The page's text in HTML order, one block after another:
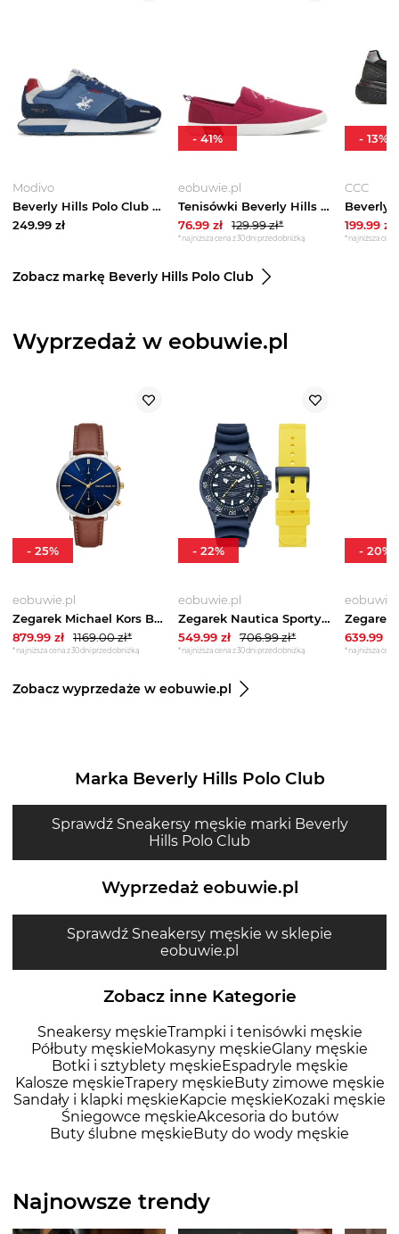
Modivo
Beverly Hills Polo Club Sneakersy CRUZ MIX Granatowy
249.99 zł
eobuwie.pl
Tenisówki Beverly Hills Polo Club M-VSS24001 Bordowy
76.99 zł 129.99zł*
*najniższa cena z 30 dni przed obniżką
-41%
CCC
199.99zł
*najniższa cena
- 13%
Zobacz markę Beverly Hills Polo Club
Wyprzedaż w eobuwie.pl
eobuwie.pl
Zegarek Michael Kors Blake MK9209 Brązowy
879.99 zł 1169.00zł*
*najniższa cena z 30 dni przed obniżką
- 25%
eobuwie.pl
Zegarek Nautica Sporty SET NAPSDS506 Granatowy
549.99 zł 706.99zł*
*najniższa cena z 30 dni przed obniżką
-22%
639.99zł
*najniższa cena
- 20%
Zobacz wyprzedaże w eobuwie.pl
Marka Beverly Hills Polo Club
Sprawdź Sneakersy męskie marki Beverly
Hills Polo Club
Wyprzedaż eobuwie.pl
Sprawdź Sneakersy męskie w sklepie
eobuwie.pl
Zobacz inne Kategorie
Sneakersy męskieTrampki i tenisówki męskie
Półbuty męskie Mokasyny męskieGlany męskie
Botki i sztyblety męskie Espadryle męskie
Kalosze męskieTrapery męskie Buty zimowe męskie
Sandały i klapki męskie Kapcie męskie Kozaki męskie
Śniegowce męskieAkcesoria do butów
Buty ślubne męskie Buty do wody męskie
Najnowsze trendy